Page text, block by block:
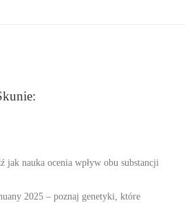
jak nauka ocenia wpływ obu substancji
2025 – poznaj genetyki, które